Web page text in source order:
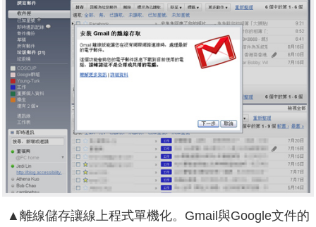
▲離線儲存讓線上程式單機化。Gmail與Google文件的